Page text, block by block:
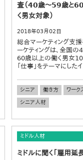
査（40歳～59歳と
く男女対象）
2018年03月02日
総合マーケティング支
ーケティングは、全国
60歳以上の働く男女
「仕事」をテーマにした
シニア 働き方
ワーク
シニア人材
ミドル人材
ミドルに聞く「雇用延